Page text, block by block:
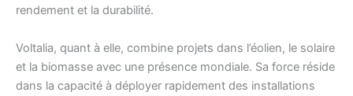
rendement et la durabilité.
Voltalia, quant à elle, combine projets dans l’éolien, le solaire
et la biomasse avec une présence mondiale. Sa force réside
dans la capacité à déployer rapidement des installations